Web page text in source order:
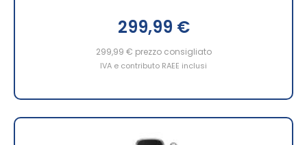
299,99 €
299,99 € prezzo consigliato
IVA e contributo RAEE inclusi